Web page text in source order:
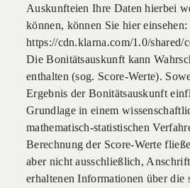
Auskunfteien Ihre Daten hierbei
können, können Sie hier einsehen:
https://cdn.klarna.com/1.0/shared/
Die Bonitätsauskunft kann
enthalten (sog. Score-Werte).
Ergebnis der Bonitätsauskunft
Grundlage in einem
mathematisch-statistischen
Berechnung der Score-Werte
aber nicht ausschließlich,
erhaltenen Informationen über die